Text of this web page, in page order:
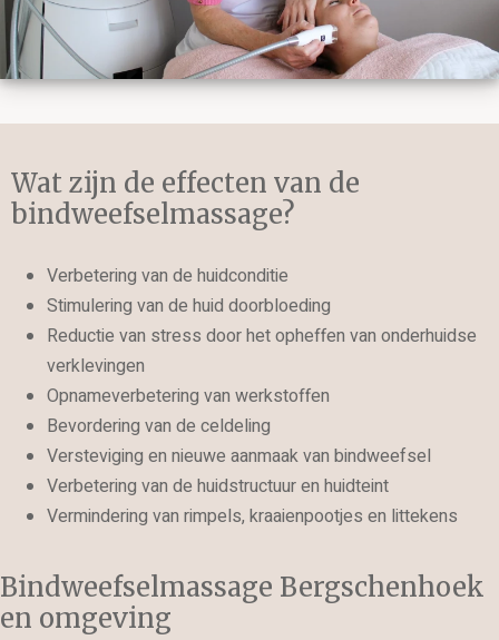
Wat zijn de effecten van de
bindweefselmassage?
Verbetering van de huidconditie
Stimulering van de huid doorbloeding
Reductie van stress door het opheffen van onderhuidse
verklevingen
Opnameverbetering van werkstoffen
Bevordering van de celdeling
Versteviging en nieuwe aanmaak van bindweefsel
Verbetering van de huidstructuur en huidteint
Vermindering van rimpels, kraaienpootjes en littekens
Bindweefselmassage Bergschenhoek
en omgeving